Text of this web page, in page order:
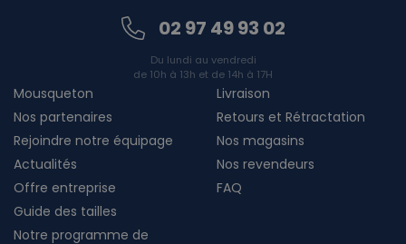
02 97 49 93 02
Du lundi au vendredi
de 10h à 13h et de 14h à 17H
Mousqueton
Nos partenaires
Rejoindre notre équipage
Actualités
Offre entreprise
Livraison
Retours et Rétractation
Nos magasins
Nos revendeurs
FAQ
Guide des tailles
Notre programme de